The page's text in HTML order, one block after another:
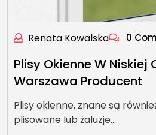
Renata Kowalska 0
Plisy Okienne W Niskiej
Warszawa Producent
Plisy okienne, znane są
plisowane lub żaluzje…